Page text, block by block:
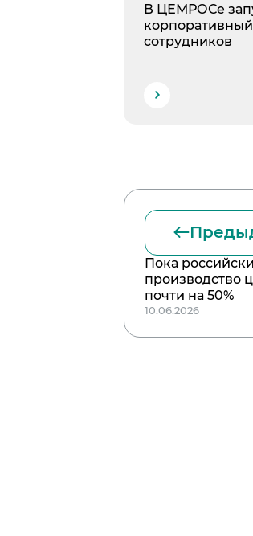
В ЦЕМРОСе
сотрудников
Пока
производство
почти на 50%
10.06.2026